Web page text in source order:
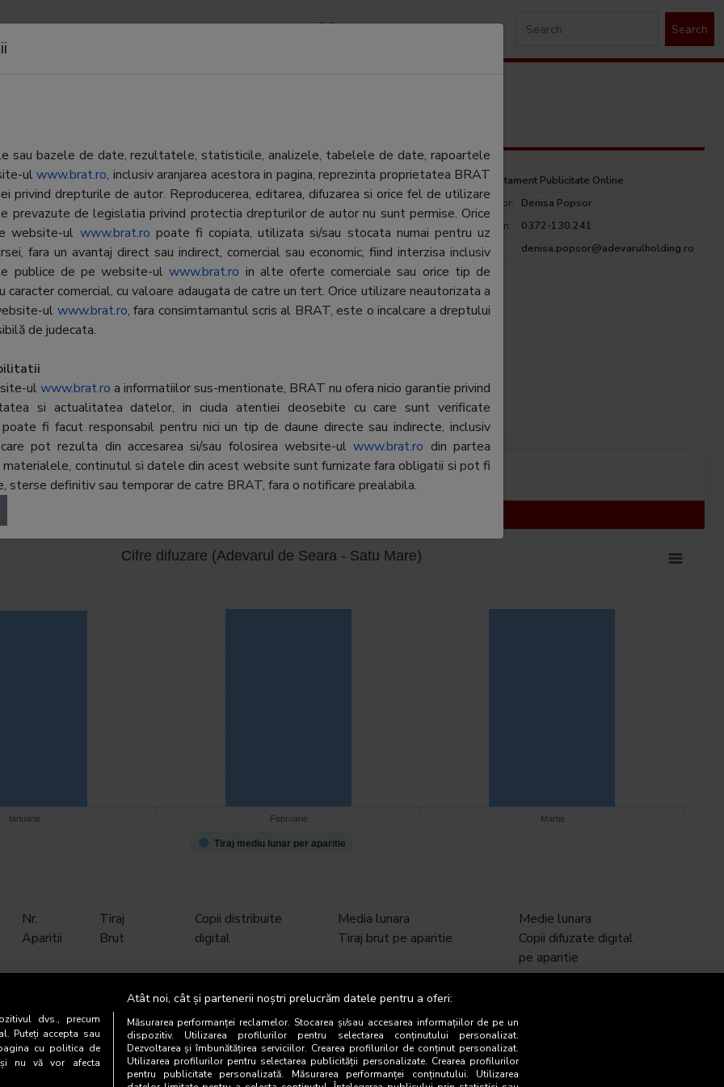
REPORTS NEWSLETTERS CONTACT LOGIN Search
- Satu Mare
Adevarul Holding SRL
Cotidian
Cotidian sau saptamanal
generalist, local sau regional
Local
Gratuita
Constantin Sandu/Cristian Stancu
Departament Difuzare
Director:
Dana Zamfir
Telefon:
0372-130.133
E-mail:
dana.zamfir@adevarulholding.ro
Departament Publicitate Online
Director:
Denisa Popsor
Telefon:
0372-130.241
E-mail:
denisa.popsor@adevarulholding.ro
Departament Publicitate Print
Director:
Dana Butnaru
Cifre difuzare (Adevarul de Seara - Satu Mare)
Tiraj mediu lunar per aparitie
Ianuarie Februarie Martie
Nr.
Aparitii
Tiraj
Brut
Copii distribuite
digital
Media lunara
Tiraj brut pe aparitie
Medie lunara
Copii difuzate digital
pe aparitie
271.000 0 12.904,0
20 260.000 0 13.000,0
23 299.000 0 13.000,0
sau bazele de date, rezultatele, statisticile, analizele, tabelele de date, rapoartele
ulwww.brat.ro, inclusiv aranjarea acestora in pagina, reprezinta proprietatea BRAT
privind drepturile de autor. Reproducerea, editarea, difuzarea si orice fel de utilizare
prevazute de legislatia privind protectia drepturilor de autor nu sunt permise. Orice
website-ul www.brat.ro poate fi copiata, utilizata si/sau stocata numai pentru uz
fara un avantaj direct sau indirect, comercial sau economic, fiind interzisa inclusiv
publice de pe website-ulwww.brat.ro in alte oferte comerciale sau orice tip de
caracter comercial, cu valoare adaugata de catre un tert. Orice utilizare neautorizata a
ul www.brat.ro, fara consimtamantul scris al BRAT, este o incalcare a dreptului
de judecata.
ulwww.brat.ro a informatiilor sus-mentionate, BRAT nu ofera nicio garantie privind
si actualitatea datelor, in ciuda atentiei deosebite cu care sunt verificate
fi facut responsabil pentru nici un tip de daune directe sau indirecte, inclusiv
pot rezulta din accesarea si/sau folosirea website-ulwww.brat.ro din partea
materialele, continutul si datele din acest website sunt furnizate fara obligatii si pot fi
sterse definitiv sau temporar de catre BRAT, fara o notificare prealabila.
dvs., precum
Puteți accepta sau
cu politica de
nu vă vor afecta
Atât noi, cât și partenerii noștri prelucrăm datele pentru a oferi:
Măsurarea performanței reclamelor. Stocarea și/sau accesarea informațiilor de pe un
dispozitiv. Utilizarea profilurilor pentru selectarea conținutului personalizat.
Dezvoltarea și îmbunătățirea serviciilor. Crearea profilurilor de conținut personalizat.
Utilizarea profilurilor pentru selectarea publicității personalizate. Crearea profilurilor
pentru publicitate personalizată. Măsurarea performanței conținutului. Utilizarea